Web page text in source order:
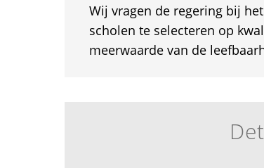
Wij vragen de regering bij
scholen te selecteren op
meerwaarde van de